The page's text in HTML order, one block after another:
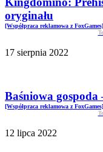
oryginału
[Współpraca reklamowa z
17 sierpnia 2022
Baśniowa
[Współpraca reklamowa z
12 lipca 2022